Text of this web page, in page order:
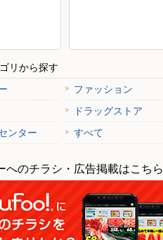
リから探す
ファッション
ドラッグストア
ンター
すべて
へのチラシ・広告掲載はこちら